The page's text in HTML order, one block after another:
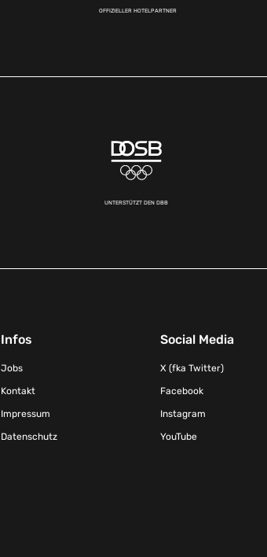
OFFIZIELLER HOTELPARTNER
UNTERSTÜTZT DEN DBB
Infos
Jobs
Kontakt
Impressum
Datenschutz
Social Media
X (fka Twitter)
Facebook
Instagram
YouTube